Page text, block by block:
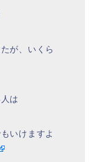
が、いくら
は
いけますよ